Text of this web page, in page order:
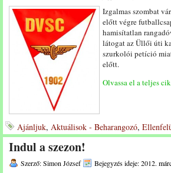
Izgalmas szombat
előtt végre
hamisítatlan
látogat az Üllői úti
szurkolói petíció
előtt.
Olvassa el a teljes
Ajánljuk, Aktuálisok - Beharangozó,
Indul a szezon!
Szerző: Simon József Bejegyzés ideje: 2012.